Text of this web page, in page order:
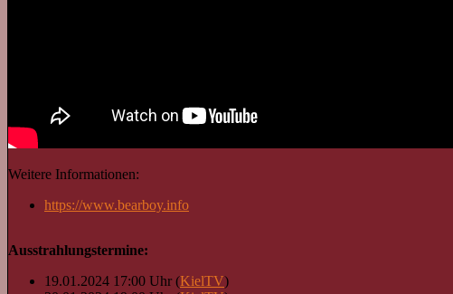
Weitere Informationen:
https://www.bearboy.info
Ausstrahlungstermine:
19.01.2024 17:00 Uhr (KielTV)